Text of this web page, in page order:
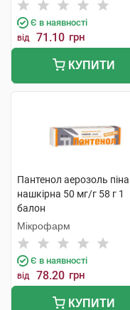
Є в наявності
від 71.10 грн
КУПИТИ
Пантенол аерозоль піна
нашкірна 50 мг/г 58 г 1
балон
Мікрофарм
Є в наявності
від 78.20 грн
КУПИТИ